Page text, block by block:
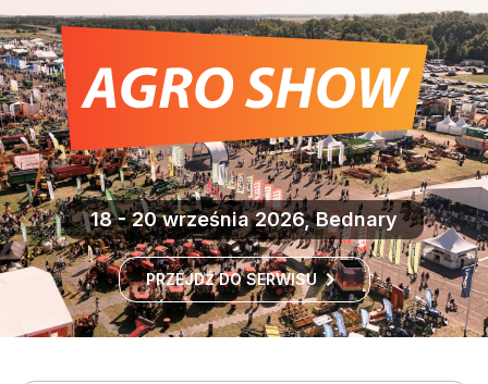
18 - 20 września 2026, Bednary
PRZEJDŹ DO SERWISU